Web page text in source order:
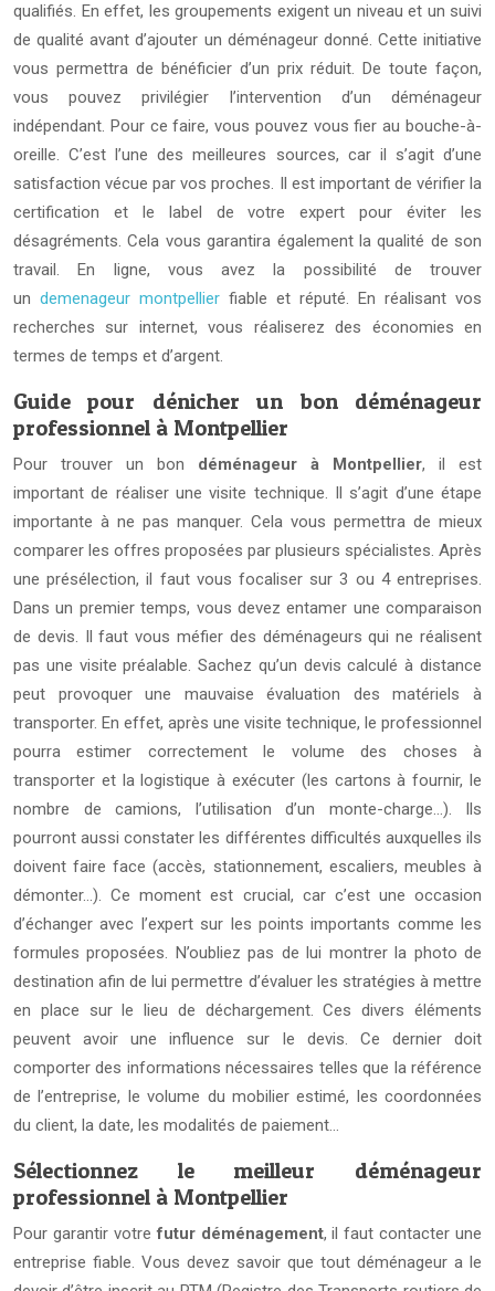
qualifiés. En effet, les groupements exigent un niveau et un suivi
de qualité avant d’ajouter un déménageur donné. Cette initiative
vous permettra de bénéficier d’un prix réduit. De toute façon,
vous pouvez privilégier l’intervention d’un déménageur
indépendant. Pour ce faire, vous pouvez vous fier au bouche-à-
oreille. C’est l’une des meilleures sources, car il s’agit d’une
satisfaction vécue par vos proches. Il est important de vérifier la
certification et le label de votre expert pour éviter les
désagréments. Cela vous garantira également la qualité de son
travail. En ligne, vous avez la possibilité de trouver
un demenageur montpellier fiable et réputé. En réalisant vos
recherches sur internet, vous réaliserez des économies en
termes de temps et d’argent.
Guide pour dénicher un bon déménageur
professionnel à Montpellier
Pour trouver un bon déménageur à Montpellier, il est
important de réaliser une visite technique. Il s’agit d’une étape
importante à ne pas manquer. Cela vous permettra de mieux
comparer les offres proposées par plusieurs spécialistes. Après
une présélection, il faut vous focaliser sur 3 ou 4 entreprises.
Dans un premier temps, vous devez entamer une comparaison
de devis. Il faut vous méfier des déménageurs qui ne réalisent
pas une visite préalable. Sachez qu’un devis calculé à distance
peut provoquer une mauvaise évaluation des matériels à
transporter. En effet, après une visite technique, le professionnel
pourra estimer correctement le volume des choses à
transporter et la logistique à exécuter (les cartons à fournir, le
nombre de camions, l’utilisation d’un monte-charge…). Ils
pourront aussi constater les différentes difficultés auxquelles ils
doivent faire face (accès, stationnement, escaliers, meubles à
démonter…). Ce moment est crucial, car c’est une occasion
d’échanger avec l’expert sur les points importants comme les
formules proposées. N’oubliez pas de lui montrer la photo de
destination afin de lui permettre d’évaluer les stratégies à mettre
en place sur le lieu de déchargement. Ces divers éléments
peuvent avoir une influence sur le devis. Ce dernier doit
comporter des informations nécessaires telles que la référence
de l’entreprise, le volume du mobilier estimé, les coordonnées
du client, la date, les modalités de paiement…
Sélectionnez le meilleur déménageur
professionnel à Montpellier
Pour garantir votrefutur déménagement, il faut contacter une
entreprise fiable. Vous devez savoir que tout déménageur a le